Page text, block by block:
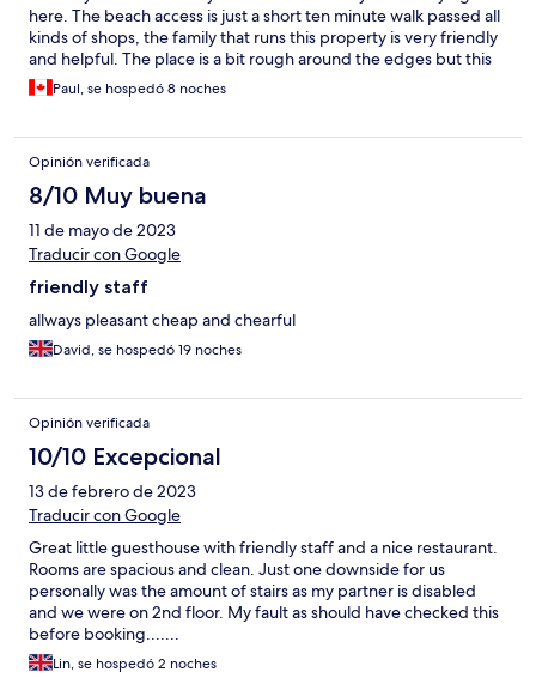
here. The beach access is just a short ten minute walk passed all
kinds of shops, the family that runs this property is very friendly
and helpful. The place is a bit rough around the edges but this
was probably my favourite during my month in Thailand. The
price is certainly hard to beat! 👍😊
Paul, se hospedó 8 noches
Opinión verificada
8/10 Muy buena
11 de mayo de 2023
Traducir con Google
friendly staff
allways pleasant cheap and chearful
David, se hospedó 19 noches
Opinión verificada
10/10 Excepcional
13 de febrero de 2023
Traducir con Google
Great little guesthouse with friendly staff and a nice restaurant.
Rooms are spacious and clean. Just one downside for us
personally was the amount of stairs as my partner is disabled
and we were on 2nd floor. My fault as should have checked this
before booking.......
Lin, se hospedó 2 noches